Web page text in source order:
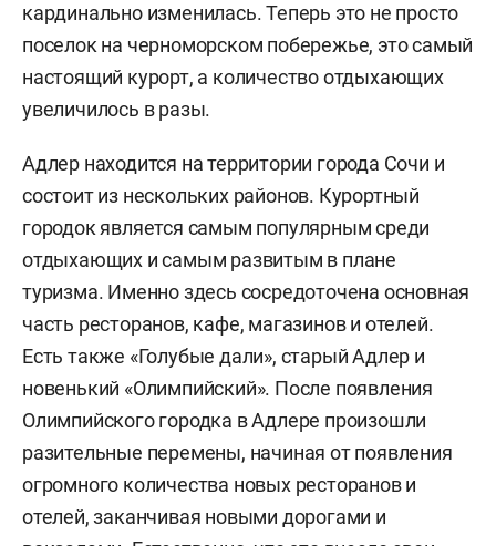
кардинально изменилась. Теперь это не просто
поселок на черноморском побережье, это самый
настоящий курорт, а количество отдыхающих
увеличилось в разы.
Адлер находится на территории города Сочи и
состоит из нескольких районов. Курортный
городок является самым популярным среди
отдыхающих и самым развитым в плане
туризма. Именно здесь сосредоточена основная
часть ресторанов, кафе, магазинов и отелей.
Есть также «Голубые дали», старый Адлер и
новенький «Олимпийский». После появления
Олимпийского городка в Адлере произошли
разительные перемены, начиная от появления
огромного количества новых ресторанов и
отелей, заканчивая новыми дорогами и